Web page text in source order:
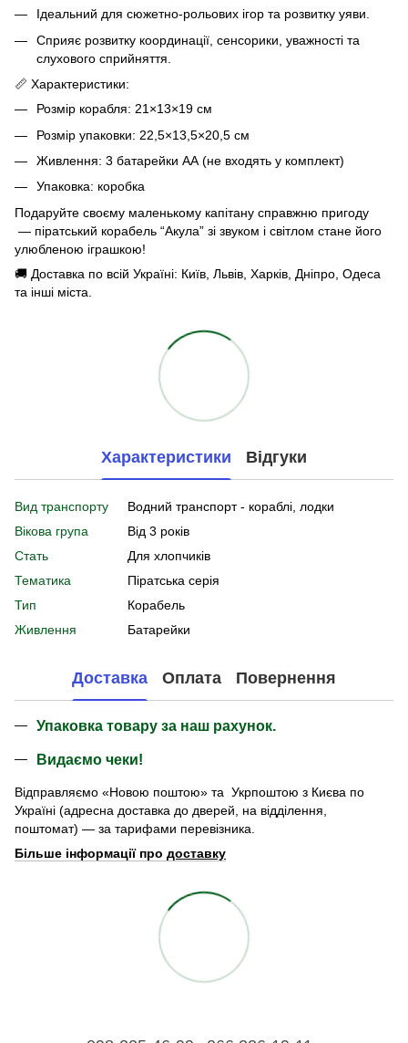
Ідеальний для сюжетно-рольових ігор та розвитку уяви.
Сприяє розвитку координації, сенсорики, уважності та
слухового сприйняття.
📏 Характеристики:
Розмір корабля: 21×13×19 см
Розмір упаковки: 22,5×13,5×20,5 см
Живлення: 3 батарейки АА (не входять у комплект)
Упаковка: коробка
Подаруйте своєму маленькому капітану справжню пригоду
— піратський корабель “Акула” зі звуком і світлом стане його
улюбленою іграшкою!
🚚 Доставка по всій Україні: Київ, Львів, Харків, Дніпро, Одеса
та інші міста.
Характеристики Відгуки
Вид транспорту
Водний транспорт - кораблі, лодки
Вікова група
Від 3 років
Стать
Для хлопчиків
Тематика
Піратська серія
Тип
Корабель
Живлення
Батарейки
Доставка Оплата Повернення
Упаковка товару за наш рахунок.
Видаємо чеки!
Відправляємо «Новою поштою» та Укрпоштою з Києва по
Україні (адресна доставка до дверей, на відділення,
поштомат) — за тарифами перевізника.
Більше інформації про доставку